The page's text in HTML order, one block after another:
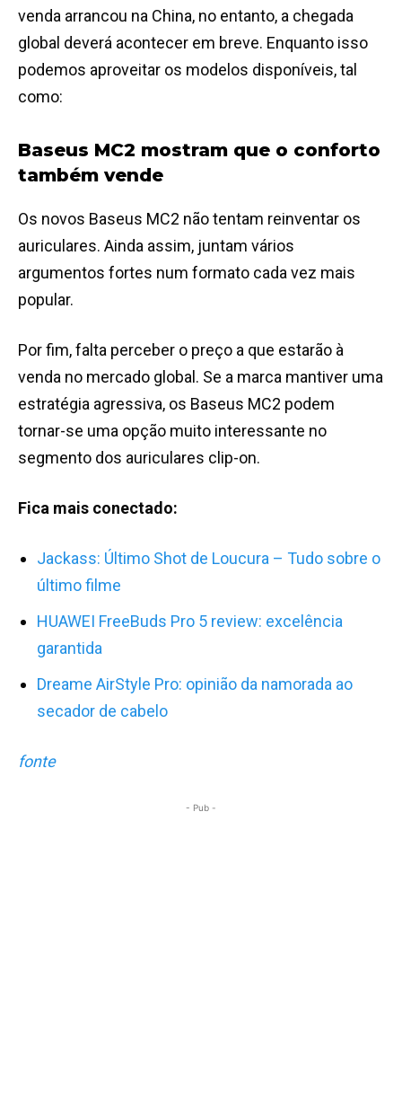
venda arrancou na China, no entanto, a chegada
global deverá acontecer em breve. Enquanto isso
podemos aproveitar os modelos disponíveis, tal
como:
Baseus MC2 mostram que o conforto
também vende
Os novos Baseus MC2 não tentam reinventar os
auriculares. Ainda assim, juntam vários
argumentos fortes num formato cada vez mais
popular.
Por fim, falta perceber o preço a que estarão à
venda no mercado global. Se a marca mantiver uma
estratégia agressiva, os Baseus MC2 podem
tornar-se uma opção muito interessante no
segmento dos auriculares clip-on.
Fica mais conectado:
Jackass: Último Shot de Loucura – Tudo sobre o
último filme
HUAWEI FreeBuds Pro 5 review: excelência
garantida
Dreame AirStyle Pro: opinião da namorada ao
secador de cabelo
fonte
- Pub -